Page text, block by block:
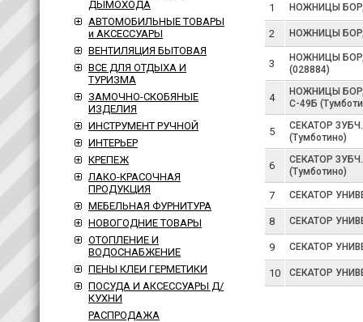
ДЫМОХОДА
АВТОМОБИЛЬНЫЕ ТОВАРЫ
и АКСЕССУАРЫ
ВЕНТИЛЯЦИЯ БЫТОВАЯ
ВСЕ ДЛЯ ОТДЫХА И
ТУРИЗМА
ЗАМОЧНО-СКОБЯНЫЕ
ИЗДЕЛИЯ
ИНСТРУМЕНТ РУЧНОЙ
ИНТЕРЬЕР
КРЕПЕЖ
ЛАКО-КРАСОЧНАЯ
ПРОДУКЦИЯ
МЕБЕЛЬНАЯ ФУРНИТУРА
НОВОГОДНИЕ ТОВАРЫ
ОТОПЛЕНИЕ И
ВОДОСНАБЖЕНИЕ
ПЕНЫ КЛЕИ ГЕРМЕТИКИ
ПОСУДА И АКСЕССУАРЫ Д/
КУХНИ
РАСПРОДАЖА
1 НОЖНИЦЫ
2 НОЖНИЦЫ
3
НОЖНИЦЫ
(028884)
4
НОЖНИЦЫ
С-49Б
5
СЕКАТОР ЗУБЧ.
(Тумботино)
6
СЕКАТОР ЗУБЧ.
(Тумботино)
7 СЕКАТОР
8 СЕКАТОР
9 СЕКАТОР
10 СЕКАТОР